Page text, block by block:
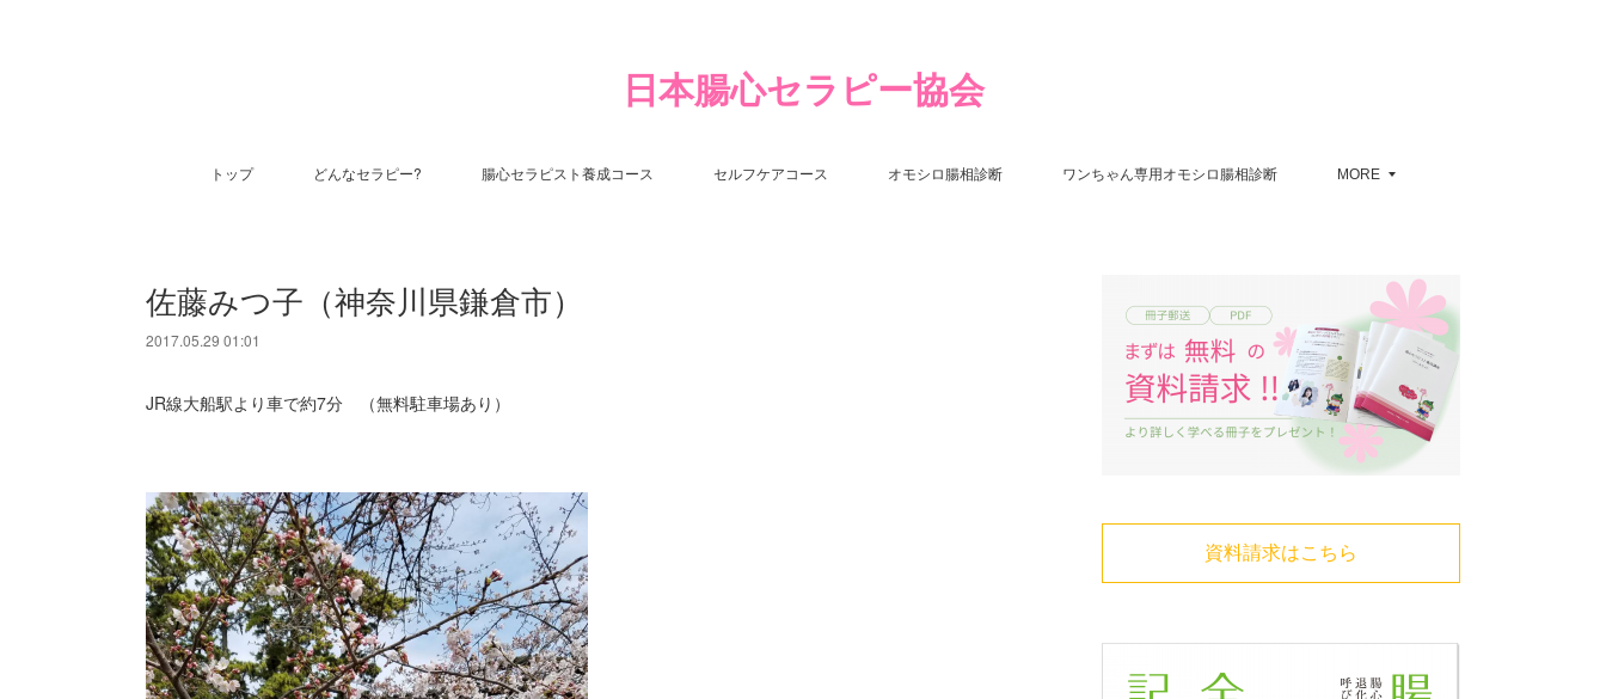
日本腸心セラピー協会
トップ どんなセラピー? 腸心セラピスト養成コース セルフケアコース オモシロ腸相診断 ワンちゃん専用オモシロ腸相診断 MORE
佐藤みつ子（神奈川県鎌倉市）
2017.05.29 01:01
JR線大船駅より車で約7分 （無料駐車場あり）
資料請求はこちら